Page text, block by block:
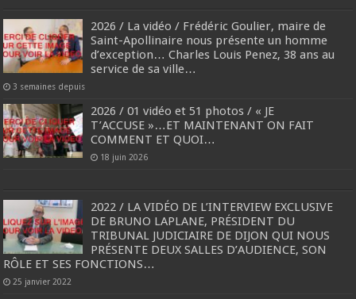
2026 / La vidéo / Frédéric Goulier, maire de
Saint-Apollinaire nous présente un homme
d’exception… Charles Louis Penez, 38 ans au
service de sa ville…
3 semaines depuis
2026 / 01 vidéo et 51 photos / « JE
T’ACCUSE »…ET MAINTENANT ON FAIT
COMMENT ET QUOI…
18 juin 2026
2022 / LA VIDÉO DE L’INTERVIEW EXCLUSIVE
DE BRUNO LAPLANE, PRÉSIDENT DU
TRIBUNAL JUDICIAIRE DE DIJON QUI NOUS
PRÉSENTE DEUX SALLES D’AUDIENCE, SON
RÔLE ET SES FONCTIONS…
25 janvier 2022